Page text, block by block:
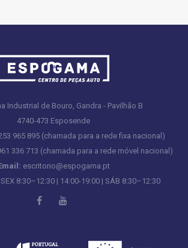
Industrial de Bouro, Gandra - Pavilhão B
4740-473 Esposende
965 895 (chamada para a rede fixa nacional)
336 713 (chamada para a rede móvel nacional)
escritorio@espogama.pt
8:30–12:30 | 14:00-19:00 | SÁB 8:30–12:30